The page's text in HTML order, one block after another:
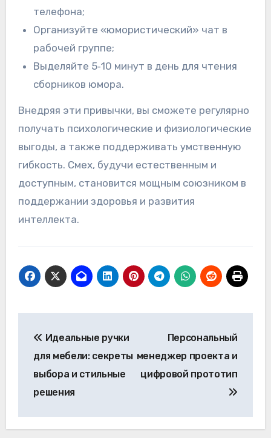
телефона;
Организуйте «юмористический» чат в
рабочей группе;
Выделяйте 5‑10 минут в день для чтения
сборников юмора.
Внедряя эти привычки, вы сможете регулярно
получать психологические и физиологические
выгоды, а также поддерживать умственную
гибкость. Смех, будучи естественным и
доступным, становится мощным союзником в
поддержании здоровья и развития
интеллекта.
по
записям
Идеальные ручки
для мебели: секреты
выбора и стильные
решения
Персональный
менеджер проекта и
цифровой прототип